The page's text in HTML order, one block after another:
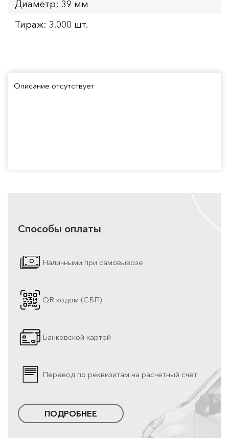
Диаметр: 39 мм
Тираж: 3.000 шт.
Описание отсутствует
Способы оплаты
Наличными при самовывозе
QR кодом (СБП)
Банковской картой
Перевод по реквизитам на расчетный счет
ПОДРОБНЕЕ